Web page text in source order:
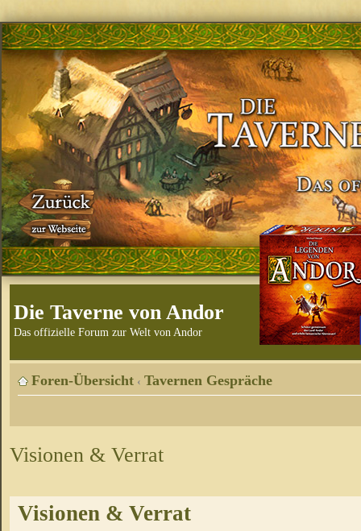
Die Taverne von Andor
Das offizielle Forum zur Welt von Andor
Foren-Übersicht ‹ Tavernen Gespräche
Visionen & Verrat
Visionen & Verrat